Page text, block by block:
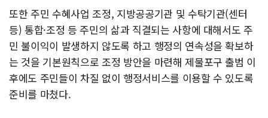
또한 주민 수혜사업 조정, 지방공공기관 및 수탁기관(센터
등) 통합·조정 등 주민의 삶과 직결되는 사항에 대해서도 주
민 불이익이 발생하지 않도록 하고 행정의 연속성을 확보하
는 것을 기본원칙으로 조정 방안을 마련해 제물포구 출범 이
후에도 주민들이 차질 없이 행정서비스를 이용할 수 있도록
준비를 마쳤다.